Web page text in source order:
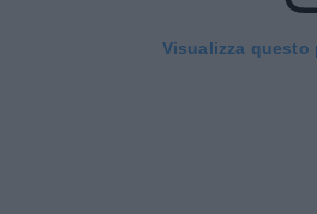
Visualizza questo